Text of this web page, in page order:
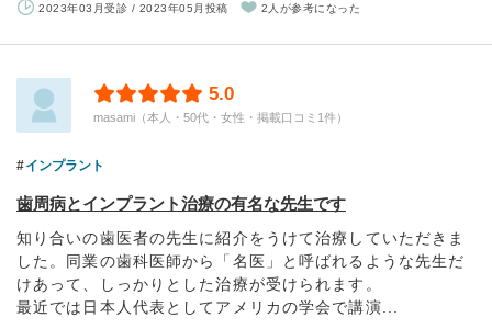
2023年03月受診 / 2023年05月投稿 2人が参考になった
5.0
masami（本人・50代・女性・掲載口コミ1件）
インプラント
歯周病とインプラント治療の有名な先生です
知り合いの歯医者の先生に紹介をうけて治療していただきま
した。同業の歯科医師から「名医」と呼ばれるような先生だ
けあって、しっかりとした治療が受けられます。
最近では日本人代表としてアメリカの学会で講演...